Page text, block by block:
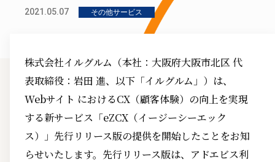
2021.05.07 その他サービス
株式会社イルグルム（本社：大阪府大阪市北区 代
表取締役：岩田 進、以下「イルグルム」）は、
Webサイト におけるCX（顧客体験）の向上を実現
する新サービス「eZCX（イージーシーエック
ス）」先行リリース版の提供を開始したことをお知
らせいたします。先行リリース版は、アドエビス利